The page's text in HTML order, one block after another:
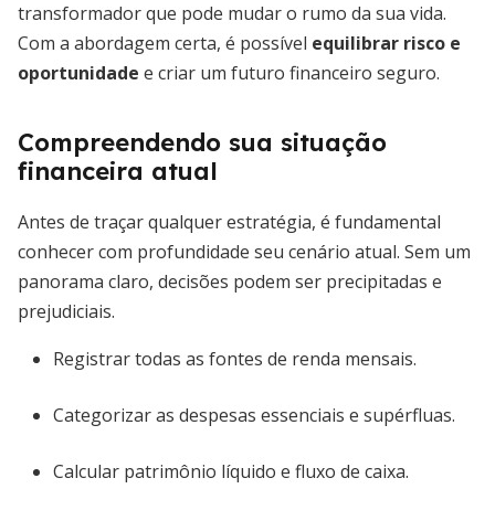
transformador que pode mudar o rumo da sua vida.
Com a abordagem certa, é possível equilibrar risco e
oportunidade e criar um futuro financeiro seguro.
Compreendendo sua situação
financeira atual
Antes de traçar qualquer estratégia, é fundamental
conhecer com profundidade seu cenário atual. Sem um
panorama claro, decisões podem ser precipitadas e
prejudiciais.
Registrar todas as fontes de renda mensais.
Categorizar as despesas essenciais e supérfluas.
Calcular patrimônio líquido e fluxo de caixa.